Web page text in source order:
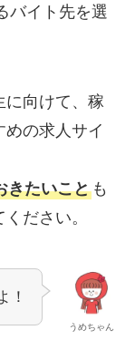
バイト先を選
に向けて、稼
の求人サイ
きたいことも
ださい。
うめちゃん
！